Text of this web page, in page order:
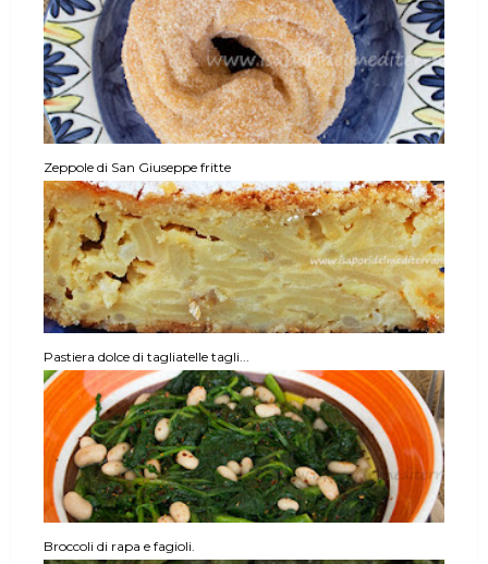
Zeppole di San Giuseppe fritte
Pastiera dolce di tagliatelle tagli...
Broccoli di rapa e fagioli.